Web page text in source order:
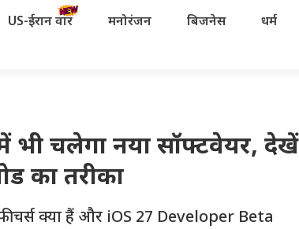
US-ईरान वॉर मनोरंजन बिजनेस धर्म
चलेगा नया सॉफ्टवेयर, देखें
का तरीका
क्या हैं और iOS 27 Developer Beta